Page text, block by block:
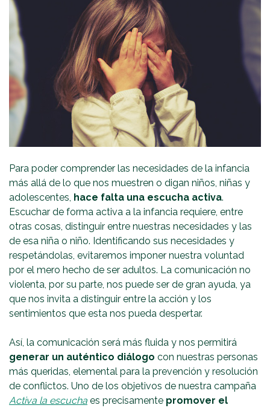
Para poder comprender las necesidades de la infancia
más allá de lo que nos muestren o digan niños, niñas y
adolescentes, hace falta una escucha activa.
Escuchar de forma activa a la infancia requiere, entre
otras cosas, distinguir entre nuestras necesidades y las
de esa niña o niño. Identificando sus necesidades y
respetándolas, evitaremos imponer nuestra voluntad
por el mero hecho de ser adultos. La comunicación no
violenta, por su parte, nos puede ser de gran ayuda, ya
que nos invita a distinguir entre la acción y los
sentimientos que esta nos pueda despertar.
Así, la comunicación será más fluida y nos permitirá
generar un auténtico diálogo con nuestras personas
más queridas, elemental para la prevención y resolución
de conflictos. Uno de los objetivos de nuestra campaña
Activa la escucha es precisamente promover el